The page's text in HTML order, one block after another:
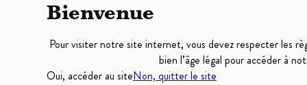
Bienvenue
Pour visiter notre site internet, vous devez respecter les
bien l’âge légal pour accéder à
Oui, accéder au siteNon, quitter le site